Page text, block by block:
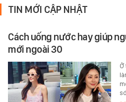
TIN MỚI CẬP NHẬT
Cách uống nước hay giúp
mới ngoài 30
Ở